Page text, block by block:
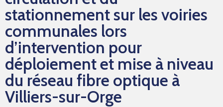
Mes
Démarches
Contact
stationnement sur les voiries
communales lors
d’intervention pour
déploiement et mise à niveau
du réseau fibre optique à
Villiers-sur-Orge